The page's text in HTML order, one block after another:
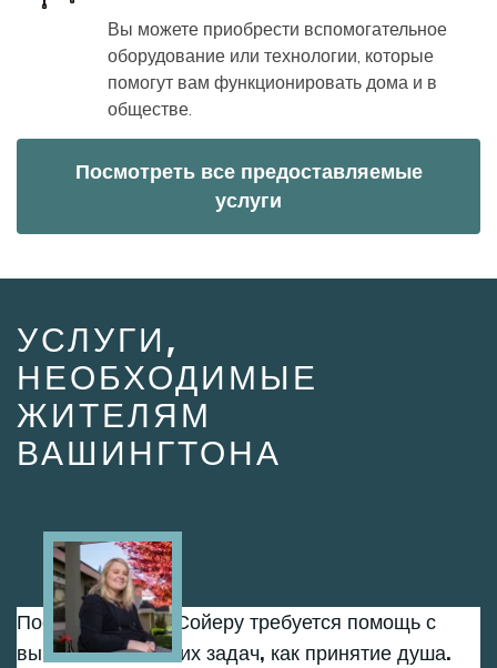
Вы можете приобрести вспомогательное
оборудование или технологии, которые
помогут вам функционировать дома и в
обществе.
Посмотреть все предоставляемые
услуги
УСЛУГИ,
НЕОБХОДИМЫЕ
ЖИТЕЛЯМ
ВАШИНГТОНА
После паралича Сойеру требуется помощь с
выполнением таких задач, как принятие душа.
Image